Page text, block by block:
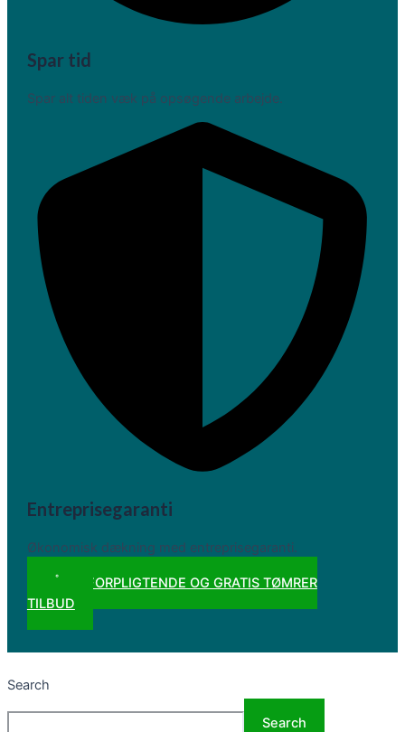
Spar tid
Spar alt tiden væk på opsøgende arbejde.
Entreprisegaranti
Økonomisk dækning med entreprisegaranti.
FÅ 3 UFORPLIGTENDE OG GRATIS TØMRER
TILBUD
Search
Search